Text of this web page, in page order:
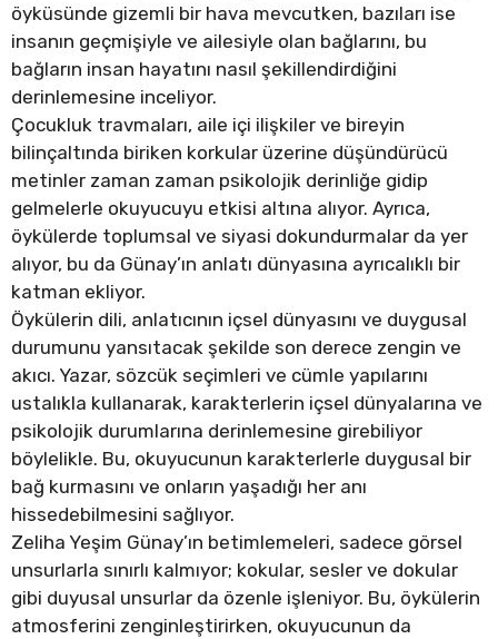
öyküsünde gizemli bir hava mevcutken, bazıları ise
insanın geçmişiyle ve ailesiyle olan bağlarını, bu
bağların insan hayatını nasıl şekillendirdiğini
derinlemesine inceliyor.
Çocukluk travmaları, aile içi ilişkiler ve bireyin
bilinçaltında biriken korkular üzerine düşündürücü
metinler zaman zaman psikolojik derinliğe gidip
gelmelerle okuyucuyu etkisi altına alıyor. Ayrıca,
öykülerde toplumsal ve siyasi dokundurmalar da yer
alıyor, bu da Günay’ın anlatı dünyasına ayrıcalıklı bir
katman ekliyor.
Öykülerin dili, anlatıcının içsel dünyasını ve duygusal
durumunu yansıtacak şekilde son derece zengin ve
akıcı. Yazar, sözcük seçimleri ve cümle yapılarını
ustalıkla kullanarak, karakterlerin içsel dünyalarına ve
psikolojik durumlarına derinlemesine girebiliyor
böylelikle. Bu, okuyucunun karakterlerle duygusal bir
bağ kurmasını ve onların yaşadığı her anı
hissedebilmesini sağlıyor.
Zeliha Yeşim Günay’ın betimlemeleri, sadece görsel
unsurlarla sınırlı kalmıyor; kokular, sesler ve dokular
gibi duyusal unsurlar da özenle işleniyor. Bu, öykülerin
atmosferini zenginleştirirken, okuyucunun da